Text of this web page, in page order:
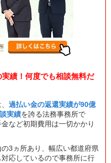
績！何度でも相談無料だ
過払い金の返還実績が90億
実績を誇る法務事務所で
など初期費用は一切かかり
3ヵ所あり、幅広い都道府県
応しているので事務所に行